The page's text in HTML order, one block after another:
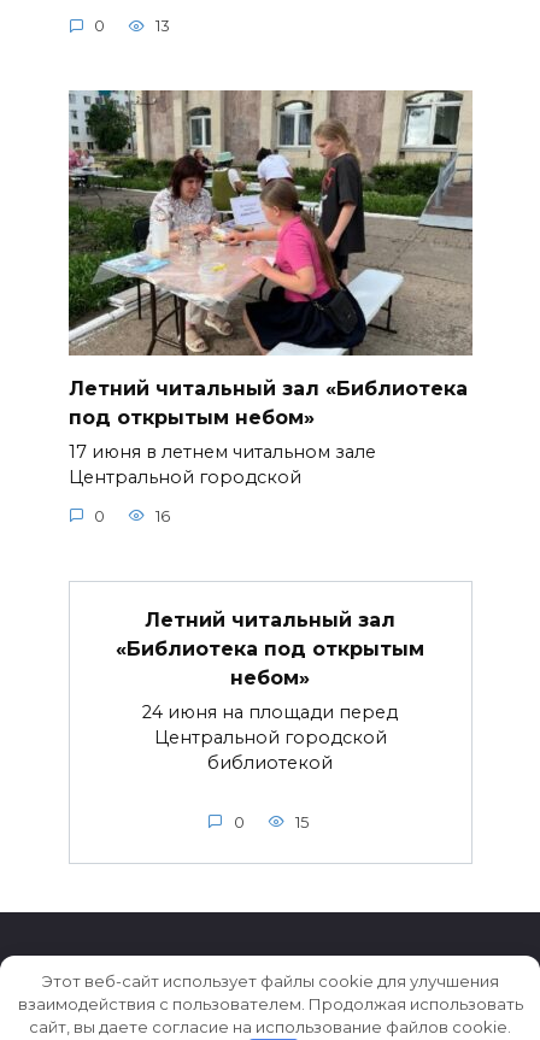
0 13
Летний читальный зал «Библиотека
под открытым небом»
17 июня в летнем читальном зале
Центральной городской
0 16
Летний читальный зал
«Библиотека под открытым
небом»
24 июня на площади перед
Центральной городской
библиотекой
0 15
© 2026 Истории ★ Новости ★ Факты ★ Очерки
Этот веб-сайт использует файлы cookie для улучшения
взаимодействия с пользователем. Продолжая использовать
сайт, вы даете согласие на использование файлов cookie.